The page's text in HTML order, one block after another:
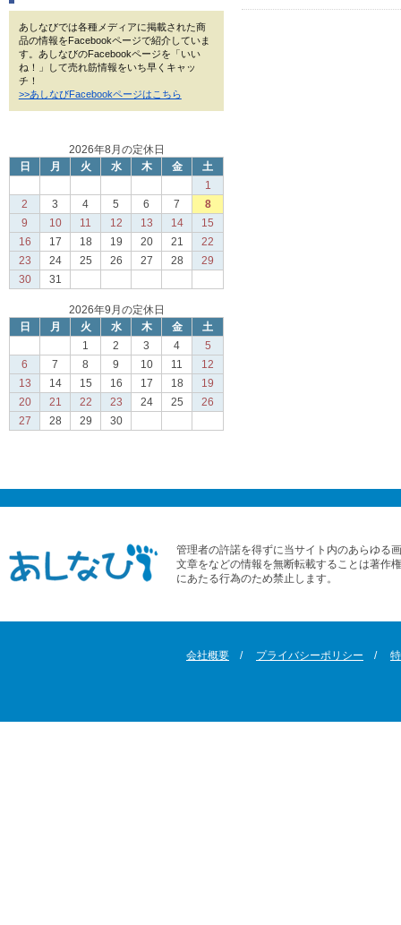
あしなびでは各種メディアに掲載された商
品の情報をFacebookページで紹介していま
す。あしなびのFacebookページを「いい
ね！」して売れ筋情報をいち早くキャッ
チ！
>>あしなびFacebookページはこちら
2026年8月の定休日
日
月 火 水 木 金
土
1
2
3 4 5 6 7
8
9
10 11 12 13 14
15
16
17 18 19 20 21
22
23
24 25 26 27 28
29
30
31
2026年9月の定休日
日
月 火 水 木 金
土
1
2 3 4
5
6
7 8 9 10 11
12
13
14 15 16 17 18
19
20
21 22 23 24 25
26
27
28 29 30
管理者の許諾を得ずに当サイト内のあらゆる
文章をなどの情報を無断転載することは著作
にあたる行為のため禁止します。
会社概要 プライバシーポリシー